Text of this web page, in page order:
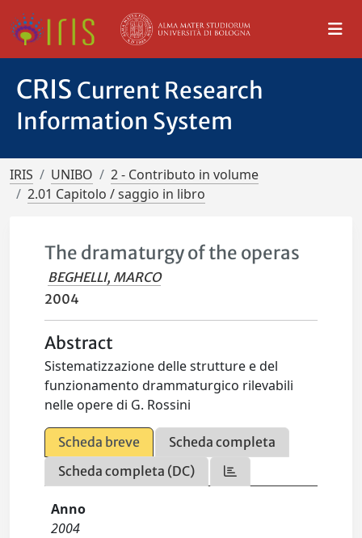
CRIS Current Research
Information System
IRIS UNIBO
2 - Contributo in volume
2.01 Capitolo / saggio in libro
The dramaturgy of the operas
BEGHELLI, MARCO
2004
Abstract
Sistematizzazione delle strutture e del
funzionamento drammaturgico rilevabili
nelle opere di G. Rossini
Scheda breve
Scheda completa
Scheda completa (DC)
Anno
2004